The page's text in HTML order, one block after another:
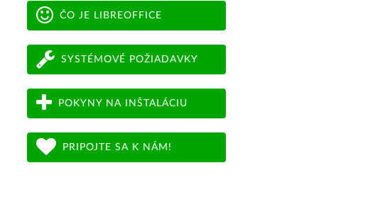
ČO JE LIBREOFFICE
SYSTÉMOVÉ POŽIADAVKY
POKYNY NA INŠTALÁCIU
PRIPOJTE SA K NÁM!